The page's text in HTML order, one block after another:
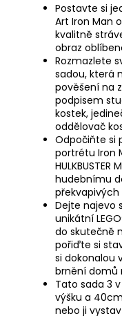
Postavte si
Art Iron Man
kvalitně
obraz
Rozmazlete
sadou, která
pověšení na
podpisem
kostek,
oddělovač
Odpočiňte si
portrétu Iron
HULKBUSTER
hudebnímu
Dejte najevo
unikátní
do skutečně
pořiďte si
si dokonalou
brnění domů
Tato sada 3
výšku a
nebo ji